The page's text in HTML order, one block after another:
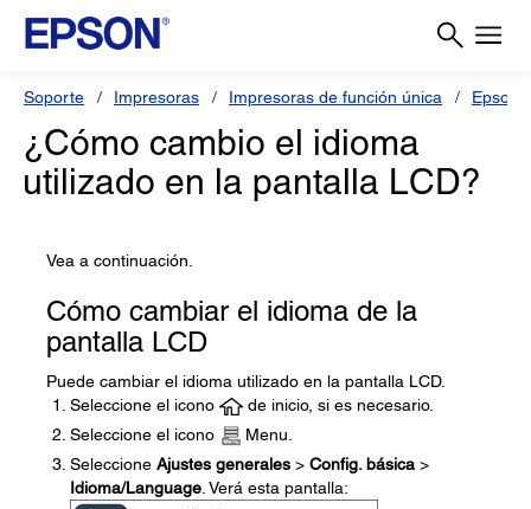
Soporte Impresoras Impresoras de función única Epson
¿Cómo cambio el idioma
utilizado en la pantalla LCD?
Vea a continuación.
Cómo cambiar el idioma de la
pantalla LCD
Puede cambiar el idioma utilizado en la pantalla LCD.
Seleccione el icono
de inicio, si es necesario.
Seleccione el icono
Menu.
Seleccione Ajustes generales > Config. básica >
Idioma/Language. Verá esta pantalla: